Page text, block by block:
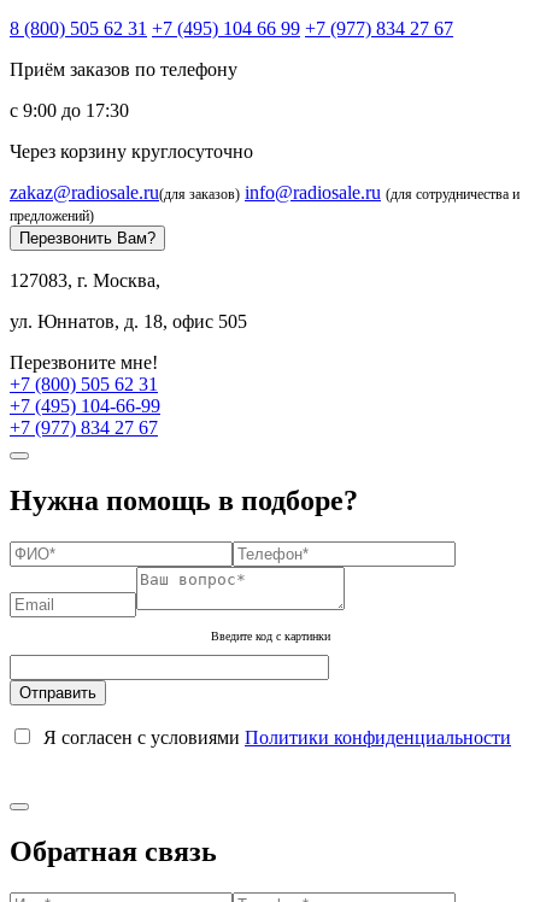
8 (800) 505 62 31 +7 (495) 104 66 99 +7 (977) 834 27 67
Приём заказов по телефону
с 9:00 до 17:30
Через корзину круглосуточно
zakaz@radiosale.ru(для заказов) info@radiosale.ru (для сотрудничества и
предложений)
Перезвонить Вам?
127083, г. Москва,
ул. Юннатов, д. 18, офис 505
Перезвоните мне!
+7 (800) 505 62 31
+7 (495) 104-66-99
+7 (977) 834 27 67
Нужна помощь в подборе?
Введите код с картинки
Я согласен с условиями Политики конфиденциальности
Обратная связь